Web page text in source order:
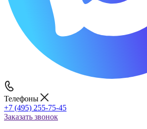
Телефоны
+7 (495) 255-75-45
Заказать звонок